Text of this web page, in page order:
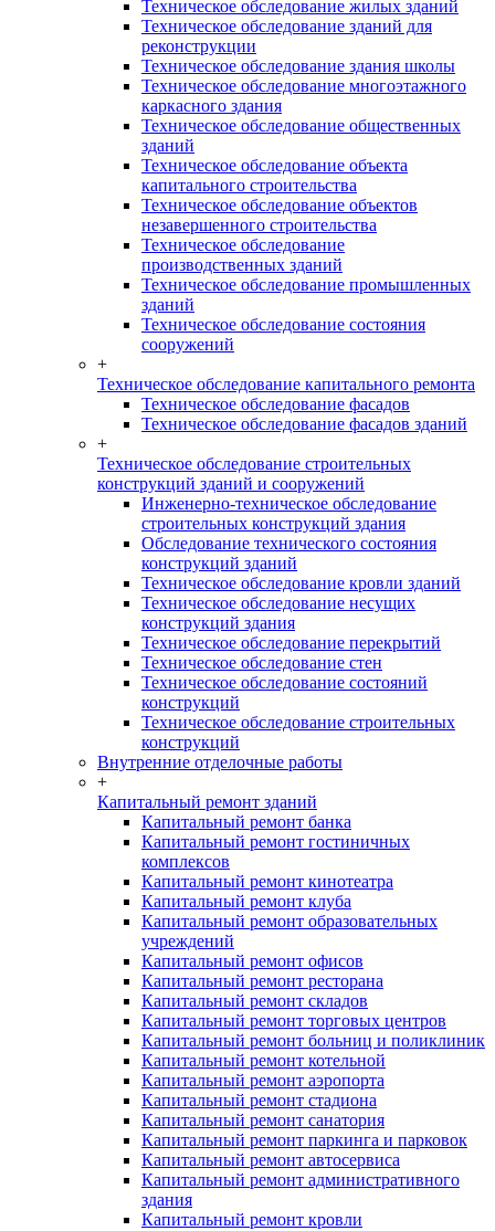
Техническое обследование жилых зданий
Техническое обследование зданий для
реконструкции
Техническое обследование здания школы
Техническое обследование многоэтажного
каркасного здания
Техническое обследование общественных
зданий
Техническое обследование объекта
капитального строительства
Техническое обследование объектов
незавершенного строительства
Техническое обследование
производственных зданий
Техническое обследование промышленных
зданий
Техническое обследование состояния
сооружений
+
Техническое обследование капитального ремонта
Техническое обследование фасадов
Техническое обследование фасадов зданий
+
Техническое обследование строительных
конструкций зданий и сооружений
Инженерно-техническое обследование
строительных конструкций здания
Обследование технического состояния
конструкций зданий
Техническое обследование кровли зданий
Техническое обследование несущих
конструкций здания
Техническое обследование перекрытий
Техническое обследование стен
Техническое обследование состояний
конструкций
Техническое обследование строительных
конструкций
Внутренние отделочные работы
+
Капитальный ремонт зданий
Капитальный ремонт банка
Капитальный ремонт гостиничных
комплексов
Капитальный ремонт кинотеатра
Капитальный ремонт клуба
Капитальный ремонт образовательных
учреждений
Капитальный ремонт офисов
Капитальный ремонт ресторана
Капитальный ремонт складов
Капитальный ремонт торговых центров
Капитальный ремонт больниц и поликлиник
Капитальный ремонт котельной
Капитальный ремонт аэропорта
Капитальный ремонт стадиона
Капитальный ремонт санатория
Капитальный ремонт паркинга и парковок
Капитальный ремонт автосервиса
Капитальный ремонт административного
здания
Капитальный ремонт кровли